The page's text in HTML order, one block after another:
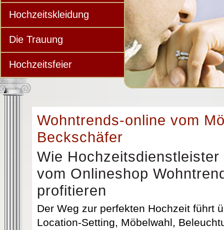
Hochzeitskleidung
Die Trauung
Hochzeitsfeier
Wohntrends-online vom
Beckschäfer
Wie
vom Onlineshop
profitieren
Der Weg zur perfekten Hochzeit führt
Location-Setting, Möbelwahl,